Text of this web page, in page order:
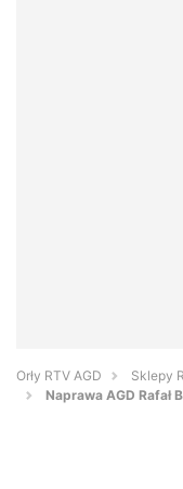
Orły RTV AGD
Sklepy
Naprawa AGD Rafał